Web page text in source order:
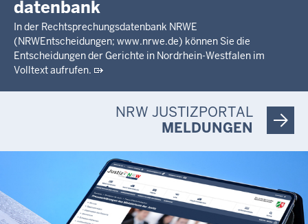
datenbank
In der Rechtsprechungsdatenbank NRWE
(NRWEntscheidungen; www.nrwe.de) können Sie die
Entscheidungen der Gerichte in Nordrhein-Westfalen im
Volltext aufrufen.
NRW JUSTIZPORTAL
MELDUNGEN